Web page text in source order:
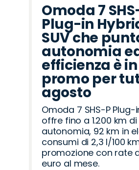
Omoda 7
Plug-in
SUV che
autonomia
efficienza è in
promo per
agosto
Omoda 7 SHS-P Plug-
offre fino a 1.200 km di
autonomia, 92 km in
consumi di 2,3 l/100
promozione con rate
euro al mese.